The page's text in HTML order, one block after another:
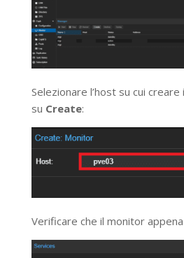
Selezionare l’host su cui
su Create:
Verificare che il monitor